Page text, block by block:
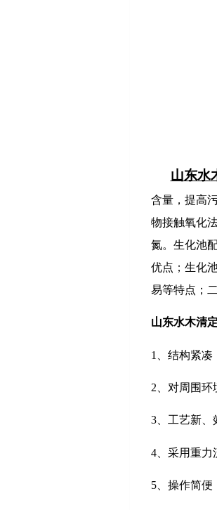
山东水
含量，提高
物接触氧化
氮。生化池
优点；生化
易等特点；
山东水木清
1、结构紧凑
2、对周围环
3、工艺新、
4、采用重力
5、操作简便